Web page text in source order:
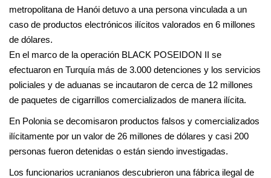
metropolitana de Hanói detuvo a una persona vinculada a un
caso de productos electrónicos ilícitos valorados en 6 millones
de dólares.
En el marco de la operación BLACK POSEIDON II se
efectuaron en Turquía más de 3.000 detenciones y los servicios
policiales y de aduanas se incautaron de cerca de 12 millones
de paquetes de cigarrillos comercializados de manera ilícita.
En Polonia se decomisaron productos falsos y comercializados
ilícitamente por un valor de 26 millones de dólares y casi 200
personas fueron detenidas o están siendo investigadas.
Los funcionarios ucranianos descubrieron una fábrica ilegal de